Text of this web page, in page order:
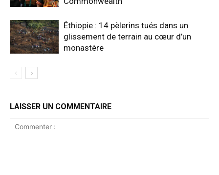
Éthiopie : 14 pèlerins tués dans un
glissement de terrain au cœur d’un
monastère
LAISSER UN COMMENTAIRE